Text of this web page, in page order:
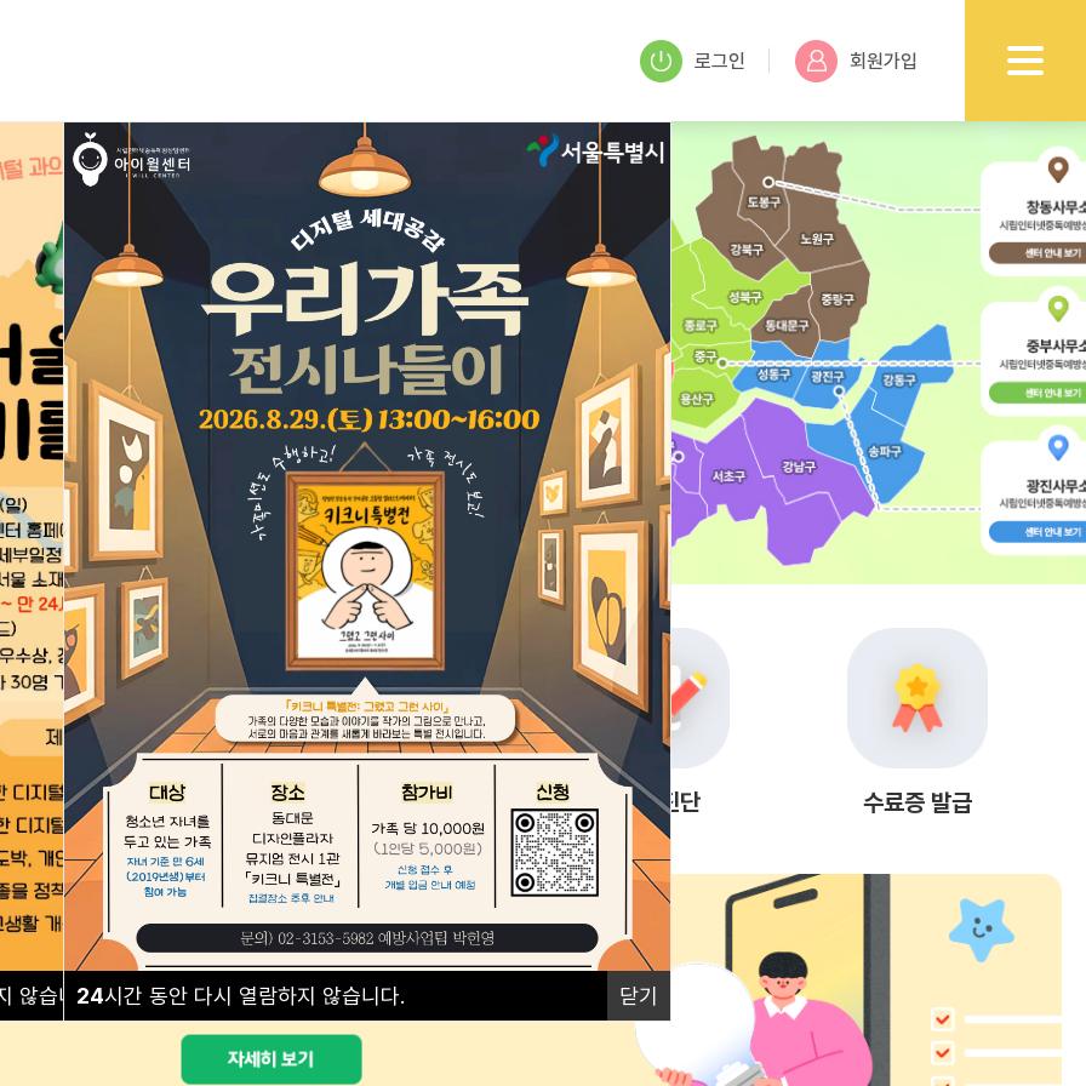
않습니다. 닫기
24시간 동안 다시 열람하지 않습니다. 닫기
로그인 회원가입
예방교육 안내 프로그램 안내 자가진단 수료증 발급